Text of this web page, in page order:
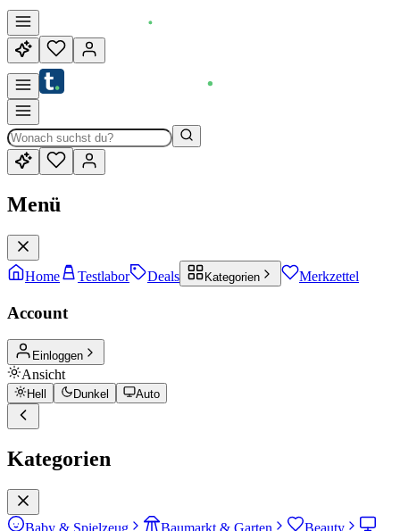
Menü
Home Testlabor Deals Kategorien Merkzettel
Account
Einloggen
Ansicht
Hell Dunkel Auto
Kategorien
Baby & Spielzeug Baumarkt & Garten
Beauty